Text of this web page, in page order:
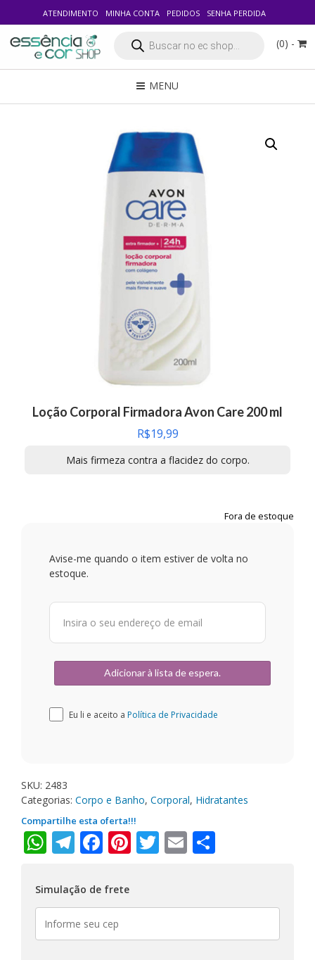
ATENDIMENTO MINHA CONTA PEDIDOS SENHA PERDIDA
produtos (0) -
MENU
Loção Corporal Firmadora Avon Care 200 ml
R$19,99
Mais firmeza contra a flacidez do corpo.
Fora de estoque
Avise-me quando o item estiver de volta no
estoque.
Eu li e aceito a Política de Privacidade
SKU: 2483
Categorias: Corpo e Banho, Corporal, Hidratantes
Compartilhe esta oferta!!!
WhatsApp
Telegram
Facebook
Pinterest
Twitter
Email
Simulação de frete